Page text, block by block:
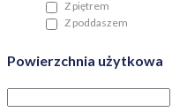
Z piętrem
Z poddaszem
Powierzchnia użytkowa